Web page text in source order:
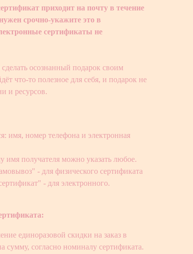
приходит на почту в течение
срочно-укажите это в
сертификаты не
осознанный подарок своим
что-то полезное для себя, и подарок не
и ресурсов.
имя, номер телефона и электронная
имя получателя можно указать любое.
- для физического сертификата
- для электронного.
единоразовой скидки на заказ в
сумму, согласно номиналу сертификата.